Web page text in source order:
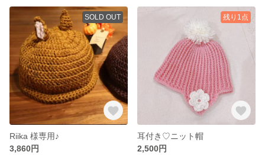
SOLD OUT
Riika 様専用♪
3,860円
残り1点
耳付き♡ニット帽
2,500円